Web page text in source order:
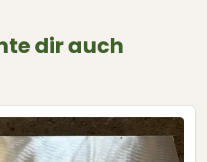
dir auch